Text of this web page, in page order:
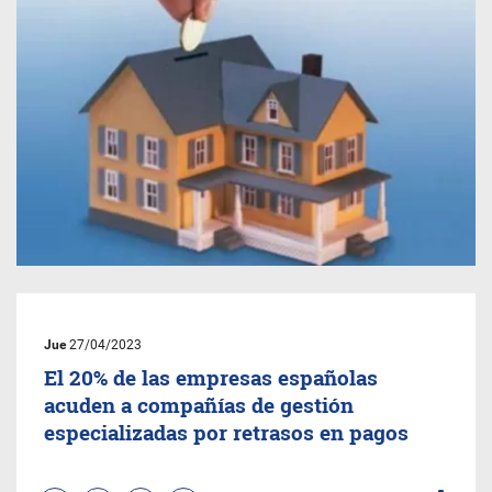
Jue27/04/2023
El 20% de las empresas españolas
acuden a compañías de gestión
especializadas por retrasos en pagos